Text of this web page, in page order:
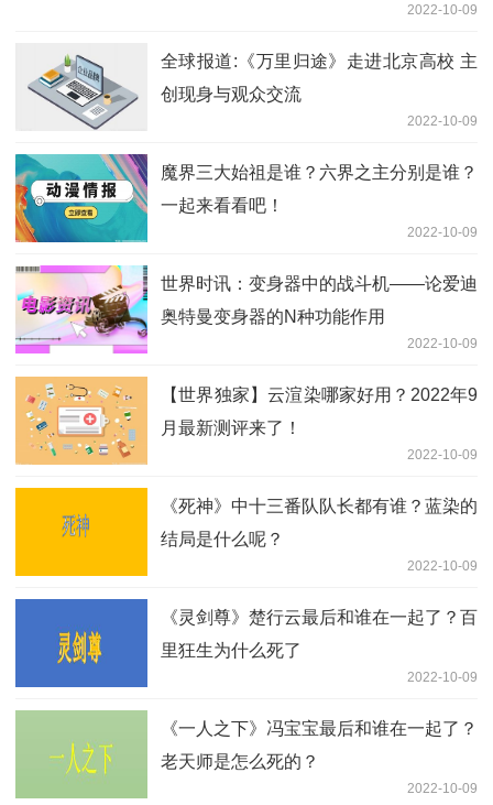
2022-10-09
全球报道:《万里归途》走进北京高校 主
创现身与观众交流
2022-10-09
魔界三大始祖是谁？六界之主分别是谁？
一起来看看吧！
2022-10-09
世界时讯：变身器中的战斗机——论爱迪
奥特曼变身器的N种功能作用
2022-10-09
【世界独家】云渲染哪家好用？2022年9
月最新测评来了！
2022-10-09
《死神》中十三番队队长都有谁？蓝染的
结局是什么呢？
2022-10-09
《灵剑尊》楚行云最后和谁在一起了？百
里狂生为什么死了
2022-10-09
《一人之下》冯宝宝最后和谁在一起了？
老天师是怎么死的？
2022-10-09